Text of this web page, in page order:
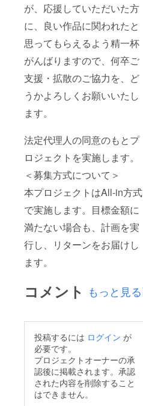
が、応援していただいた方
に、良い作品に関われたと
思ってもらえるよう精一杯
がんばりますので、何卒ご
支援・拡散のご協力を、ど
うかよろしくお願いいたし
ます。
法定代理人の同意のもとプ
ロジェクトを実施します。
＜募集方式について＞
本プロジェクトはAll-in方式
で実施します。目標金額に
満たない場合も、計画を実
行し、リターンをお届けし
ます。
コメント もっと見る
投稿するには ログイン が
必要です。
プロジェクトオーナーの承
認後に掲載されます。承認
された内容を削除すること
はできません。